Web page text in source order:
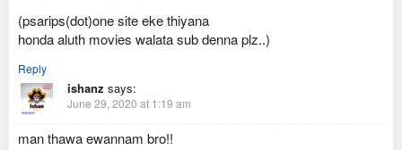
(psarips(dot)one site eke thiyana
honda aluth movies walata sub denna plz..)
Reply
ishanz says:
June 29, 2020 at 1:19 am
man thawa ewannam bro!!